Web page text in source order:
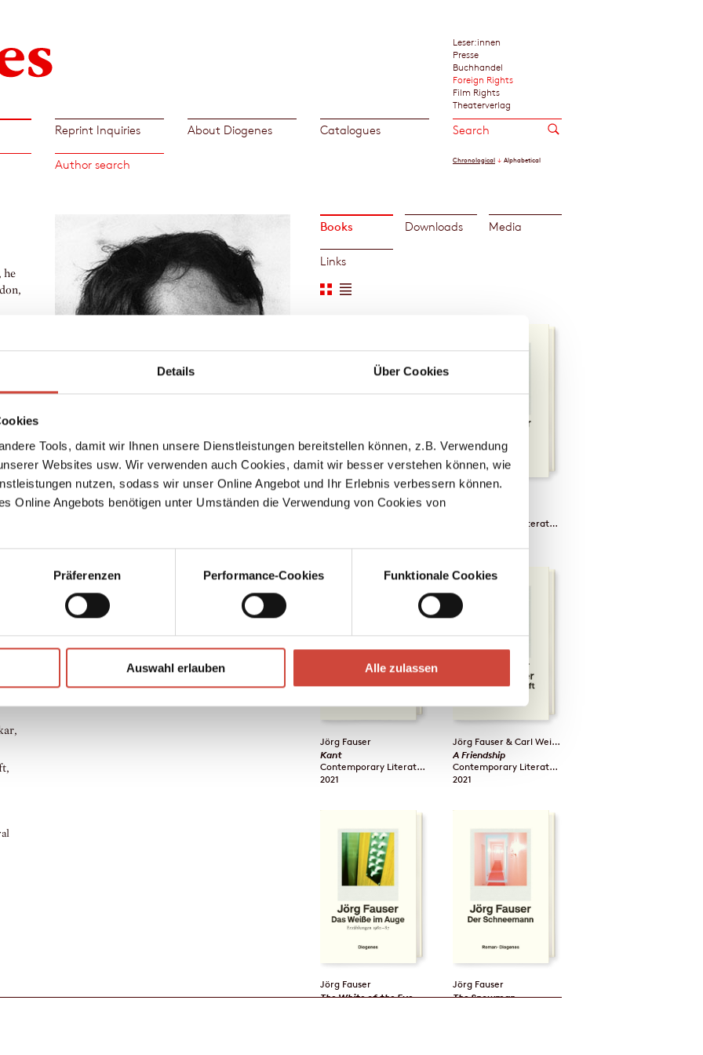
Details Über Cookies
Tools, damit wir Ihnen unsere Dienstleistungen bereitstellen können, z.B. Verwendung
Websites usw. Wir verwenden auch Cookies, damit wir besser verstehen können, wie
nutzen, sodass wir unser Online Angebot und Ihr Erlebnis verbessern können.
Online Angebots benötigen unter Umständen die Verwendung von Cookies von
Präferenzen Performance-Cookies Funktionale Cookies
Auswahl erlauben Alle zulassen
Leser:innen
Presse
Buchhandel
Foreign Rights
Film Rights
Theaterverlag
Reprint Inquiries About Diogenes Catalogues
Author search Chronological Alphabetical
he
a
»Whatever he wrote left its mark.«
Der Spiegel, Hamburg
»When has an author, before or after,
Books Downloads Media
Links
Jörg Fauser
You Just Cling On to What You’ve Got
Contemporary Literature / 288 pages
Jörg Fauser
Kant
Contemporary Literature / 128 pages
2021
Jörg Fauser & Carl Weissner
A Friendship
Contemporary Literature / 368 pages
2021
Jörg Fauser
The White of the Eye
Jörg Fauser
The Snowman